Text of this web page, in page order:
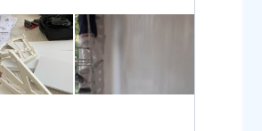
me dit chacun son budget
prix c’est du vol de l’arnaque.